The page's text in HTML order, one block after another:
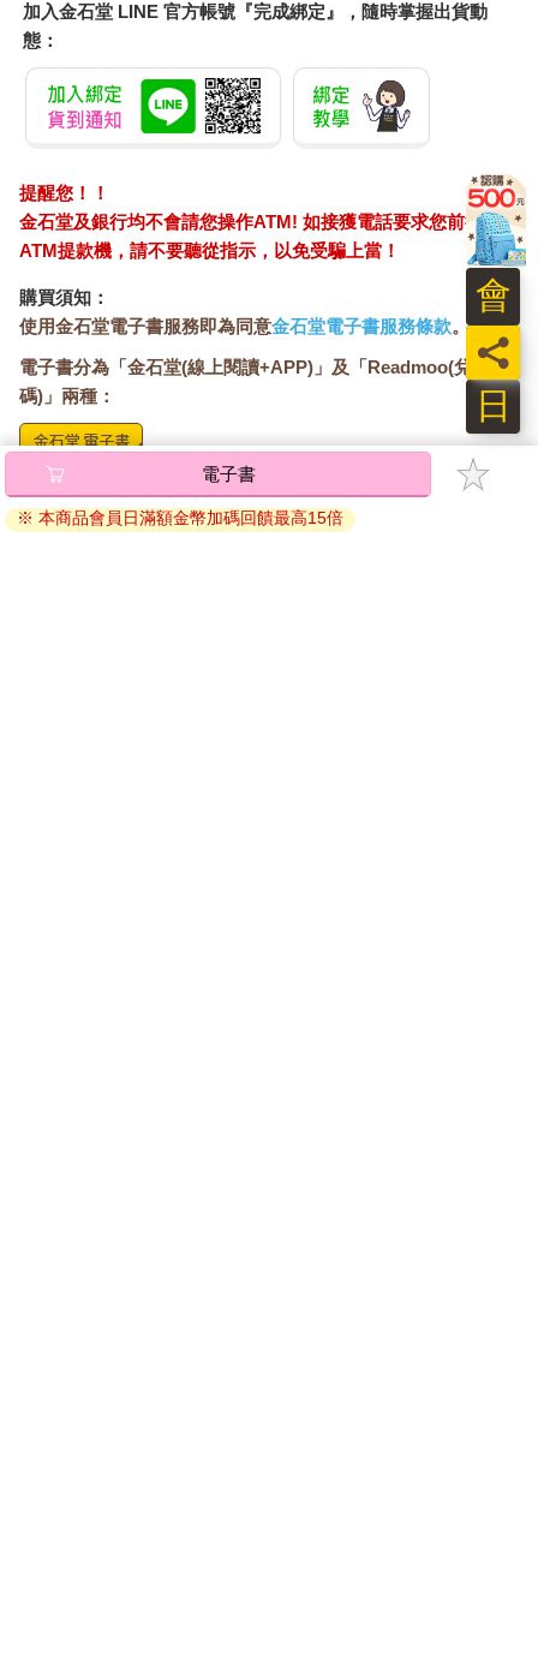
加入金石堂 LINE 官方帳號『完成綁定』，隨時掌握出貨動
態：
提醒您！！
金石堂及銀行均不會請您操作ATM! 如接獲電話要求您前往
ATM提款機，請不要聽從指示，以免受騙上當！
購買須知：
使用金石堂電子書服務即為同意金石堂電子書服務條款。
電子書分為「金石堂(線上閱讀+APP)」及「Readmoo(兌換
碼)」兩種：
將儲存於會員中心→電子書服務「我的e書櫃」，點選線上
閱讀直接開啟閱讀。
線上閱讀：
電子書
※ 本商品會員日滿額金幣加碼回饋最高15倍
日
員
會